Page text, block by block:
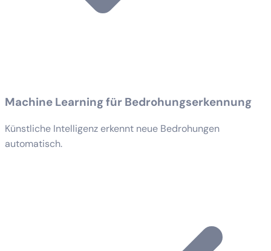
Machine Learning für Bedrohungserkennung
Künstliche Intelligenz erkennt neue Bedrohungen
automatisch.